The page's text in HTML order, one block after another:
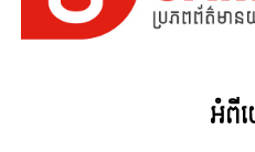
អំពី​